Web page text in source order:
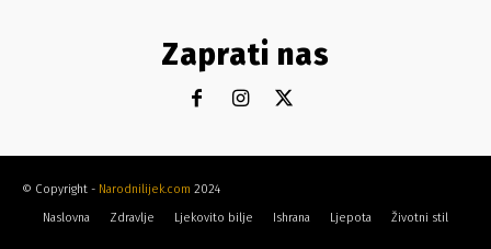
Zaprati nas
© Copyright - Narodnilijek.com 2024
Naslovna
Zdravlje Ljekovito bilje Ishrana Ljepota Životni stil